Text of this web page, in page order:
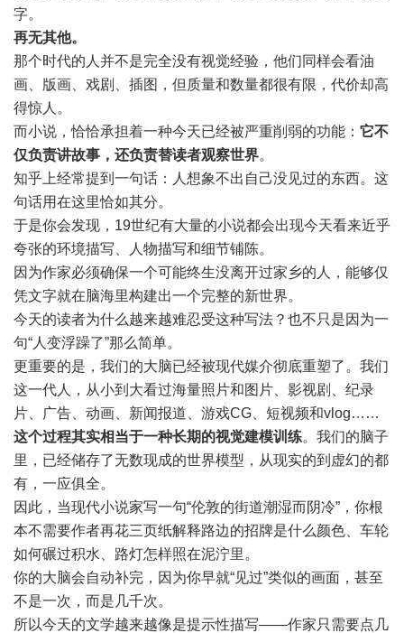
字。
再无其他。
那个时代的人并不是完全没有视觉经验，他们同样会看油
画、版画、戏剧、插图，但质量和数量都很有限，代价却高
得惊人。
而小说，恰恰承担着一种今天已经被严重削弱的功能： 它不
仅负责讲故事，还负责替读者观察世界。
知乎上经常提到一句话：人想象不出自己没见过的东西。这
句话用在这里恰如其分。
于是你会发现，19世纪有大量的小说都会出现今天看来近乎
夸张的环境描写、人物描写和细节铺陈。
因为作家必须确保一个可能终生没离开过家乡的人，能够仅
凭文字就在脑海里构建出一个完整的新世界。
今天的读者为什么越来越难忍受这种写法？也不只是因为一
句“人变浮躁了”那么简单。
更重要的是，我们的大脑已经被现代媒介彻底重塑了。我们
这一代人，从小到大看过海量照片和图片、影视剧、纪录
片、广告、动画、新闻报道、游戏CG、短视频和vlog……
这个过程其实相当于一种长期的视觉建模训练。我们的脑子
里，已经储存了无数现成的世界模型，从现实的到虚幻的都
有，一应俱全。
因此，当现代小说家写一句“伦敦的街道潮湿而阴冷”，你根
本不需要作者再花三页纸解释路边的招牌是什么颜色、车轮
如何碾过积水、路灯怎样照在泥泞里。
你的大脑会自动补完，因为你早就“见过”类似的画面，甚至
不是一次，而是几千次。
所以今天的文学越来越像是提示性描写——作家只需要点几